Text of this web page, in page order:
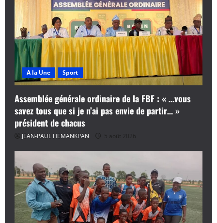
A la Une Sport
Assemblée générale ordinaire de la FBF : « …vous
savez tous que si je n’ai pas envie de partir… »
président de chacus
JEAN-PAUL HEMANKPAN 5 août 2026